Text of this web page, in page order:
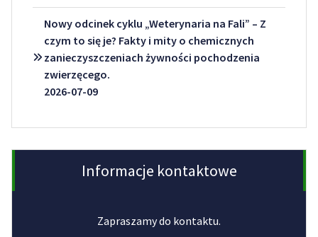
Nowy odcinek cyklu „Weterynaria na Fali” – Z
czym to się je? Fakty i mity o chemicznych
zanieczyszczeniach żywności pochodzenia
zwierzęcego.
2026-07-09
Informacje kontaktowe
Zapraszamy do kontaktu.